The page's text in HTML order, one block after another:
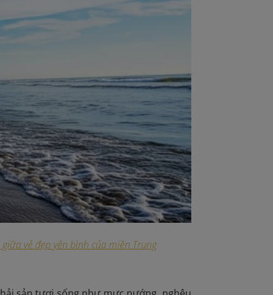
vẻ đẹp yên bình của miền Trung